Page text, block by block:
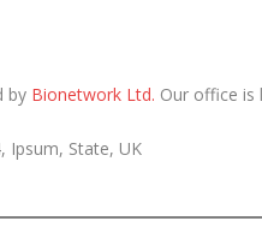
by Bionetwork Ltd. Our office is
Ipsum, State, UK